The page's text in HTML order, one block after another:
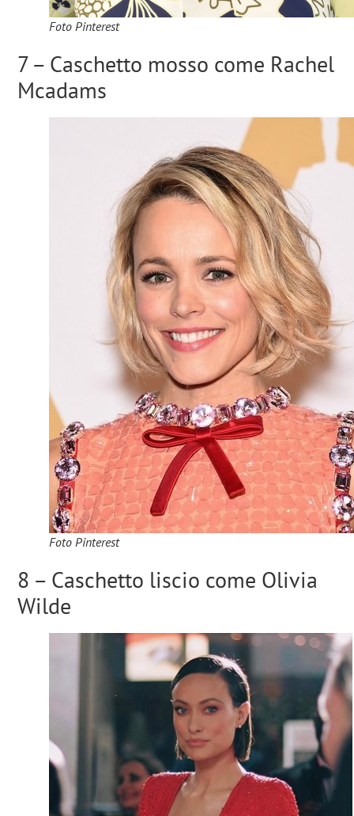
Foto Pinterest
7 – Caschetto mosso come Rachel
Mcadams
Foto Pinterest
8 – Caschetto liscio come Olivia
Wilde